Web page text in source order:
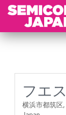
フエ
横浜市都筑区,